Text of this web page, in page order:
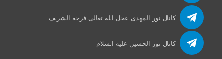
کانال نور المهدی عجل الله تعالی فرجه الشریف
کانال نور الحسین علیه السلام